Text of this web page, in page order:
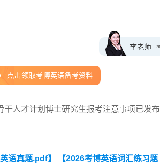
李老师
点击领取考博英语备考资料
人才计划博士研究生报考注意事项已发
语真题.pdf】 【2026考博英语词汇练习